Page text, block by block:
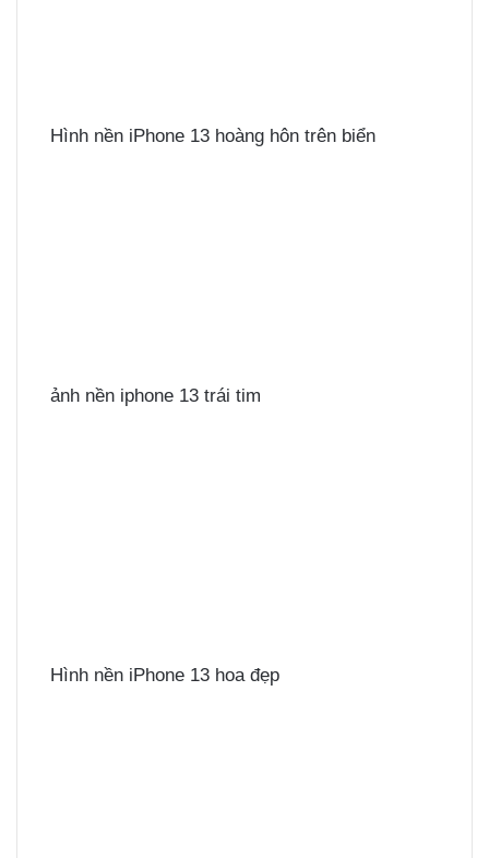
Hình nền iPhone 13 hoàng hôn trên biển
ảnh nền iphone 13 trái tim
Hình nền iPhone 13 hoa đẹp